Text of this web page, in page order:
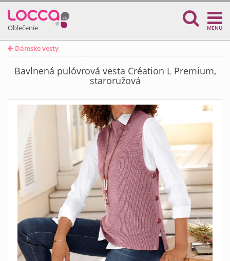
Oblečenie MENU
Dámske vesty
Bavlnená pulóvrová vesta Création L Premium,
staroružová